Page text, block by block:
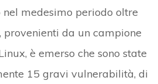
medesimo periodo oltre
da un campione
è emerso che sono state
15 gravi vulnerabilità, di